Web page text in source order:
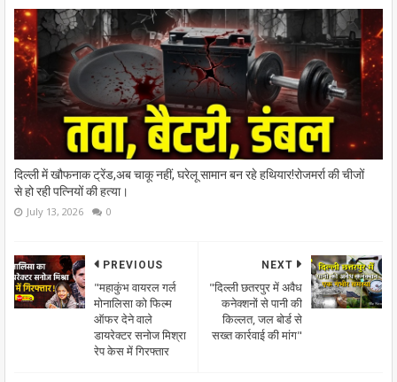
दिल्ली में खौफनाक ट्रेंड,अब चाकू नहीं, घरेलू सामान बन रहे हथियार!रोजमर्रा की चीजों
से हो रही पत्नियों की हत्या।
July 13, 2026 0
NEXT
"दिल्ली छतरपुर में अवैध
कनेक्शनों से पानी की
किल्लत, जल बोर्ड से
सख्त कार्रवाई की मांग"
PREVIOUS
"महाकुंभ वायरल गर्ल
मोनालिसा को फिल्म
ऑफर देने वाले
डायरेक्टर सनोज मिश्रा
रेप केस में गिरफ्तार